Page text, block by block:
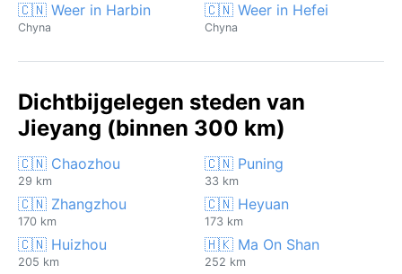
🇨🇳 Weer in Harbin
Chyna
🇨🇳 Weer in Hefei
Chyna
Dichtbijgelegen steden van
Jieyang (binnen 300 km)
🇨🇳 Chaozhou
29 km
🇨🇳 Puning
33 km
🇨🇳 Zhangzhou
170 km
🇨🇳 Heyuan
173 km
🇨🇳 Huizhou
205 km
🇭🇰 Ma On Shan
252 km